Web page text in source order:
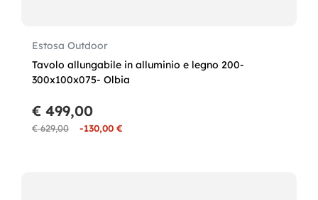
Estosa Outdoor
Tavolo allungabile in alluminio e legno 200-
300x100x075- Olbia
€ 629,00 -130,00 €
€ 499,00